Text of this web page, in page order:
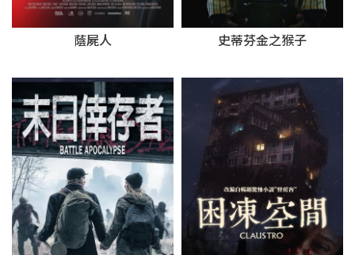
蔭屍人 史蒂芬金之猴子